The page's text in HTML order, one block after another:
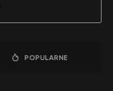
POPULARNE